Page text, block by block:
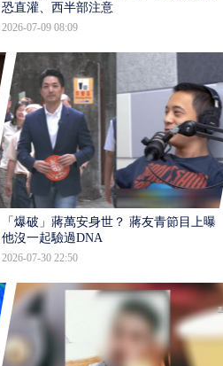
恐直灌、西半部注意
2026-07-09 08:09
「爆破」蔣萬安身世？ 蔣友青節目上曝：
他沒一起驗過DNA
2026-07-30 22:50